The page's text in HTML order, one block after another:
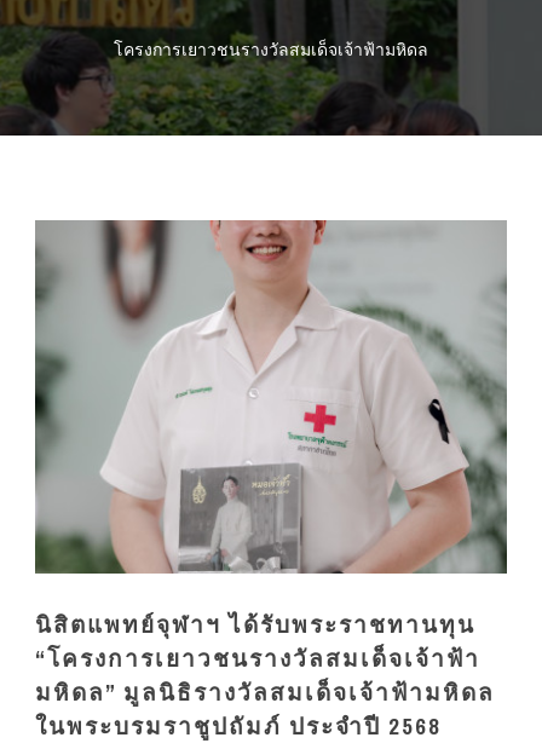
โครงการเยาวชนรางวัลสมเด็จเจ้าฟ้ามหิดล
นิสิตแพทย์จุฬาฯ ได้รับพระราชทานทุน
“โครงการเยาวชนรางวัลสมเด็จเจ้าฟ้า
มหิดล” มูลนิธิรางวัลสมเด็จเจ้าฟ้ามหิดล
ในพระบรมราชูปถัมภ์ ประจำปี 2568